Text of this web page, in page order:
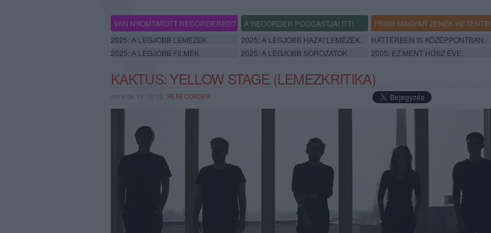
VAN NYOMTATOTT RECORDERED? A RECORDER PODCASTJAI ITT!
FRISS MAGYAR ZENÉK HETENTE!
2025: A LEGJOBB LEMEZEK.
2025: A LEGJOBB HAZAI LEMEZEK.
HÁTTÉRBEN IS KÖZÉPPONTBAN.
2025: A LEGJOBB FILMEK.
2025: A LEGJOBB SOROZATOK. 2005: EZ MENT HÚSZ ÉVE.
KAKTUS: YELLOW STAGE (LEMEZKRITIKA)
2018.06.19. 13:02, RERECORDER